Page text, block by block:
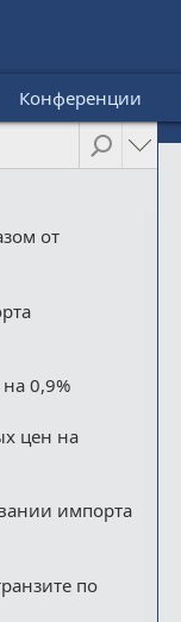
Конференции
от
0,9%
цен на
импорта
по